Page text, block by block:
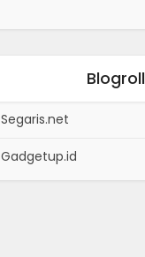
Blogroll
Segaris.net
Gadgetup.id